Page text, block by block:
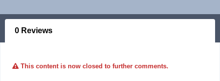
0 Reviews
This content is now closed to further comments.